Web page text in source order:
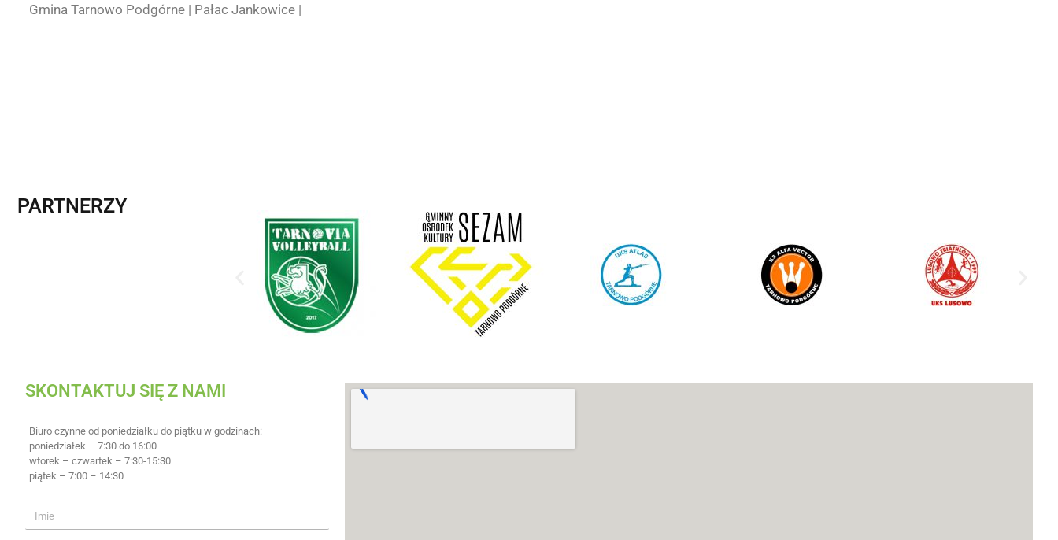
Gmina Tarnowo Podgórne | Pałac Jankowice |
PARTNERZY
SKONTAKTUJ SIĘ Z NAMI
Biuro czynne od poniedziałku do piątku w godzinach:
poniedziałek – 7:30 do 16:00
wtorek – czwartek – 7:30-15:30
piątek – 7:00 – 14:30